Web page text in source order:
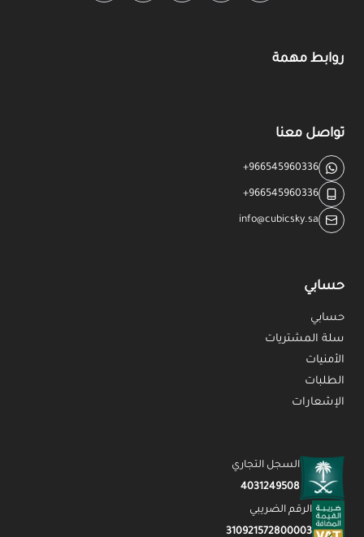
روابط مهمة
تواصل معنا
+966545960336
+966545960336
info@cubicsky.sa
حسابي
حسابي
سلة المشتريات
الأمنيات
الطلبات
الإشعارات
السجل التجاري
4031249508
الرقم الضريبي
310921572800003